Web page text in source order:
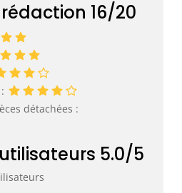
16/20
détachées :
5.0/5